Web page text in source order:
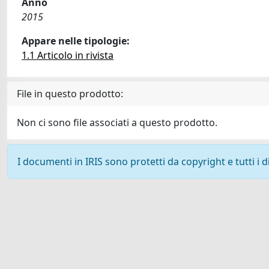
2015
Appare nelle tipologie:
1.1 Articolo in rivista
File in questo prodotto:
Non ci sono file associati a questo prodotto.
I documenti in IRIS sono protetti da copyright e tutti i